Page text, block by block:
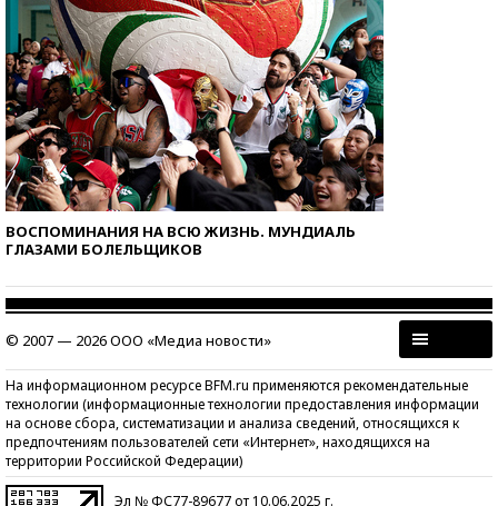
ВОСПОМИНАНИЯ НА ВСЮ ЖИЗНЬ. МУНДИАЛЬ
ГЛАЗАМИ БОЛЕЛЬЩИКОВ
© 2007 — 2026 ООО «Медиа новости»
На информационном ресурсе BFM.ru применяются рекомендательные
технологии (информационные технологии предоставления информации
на основе сбора, систематизации и анализа сведений, относящихся к
предпочтениям пользователей сети «Интернет», находящихся на
территории Российской Федерации)
Эл № ФС77-89677 от 10.06.2025 г.